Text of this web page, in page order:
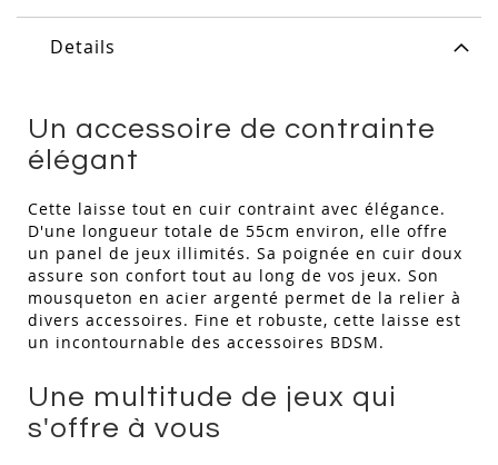
Details
Un accessoire de contrainte
élégant
Cette laisse tout en cuir contraint avec élégance.
D'une longueur totale de 55cm environ, elle offre
un panel de jeux illimités. Sa poignée en cuir doux
assure son confort tout au long de vos jeux. Son
mousqueton en acier argenté permet de la relier à
divers accessoires. Fine et robuste, cette laisse est
un incontournable des accessoires BDSM.
Une multitude de jeux qui
s'offre à vous